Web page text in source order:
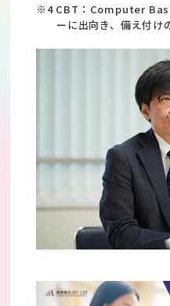
※4 CBT：Computer
ーに出向き、備え付け